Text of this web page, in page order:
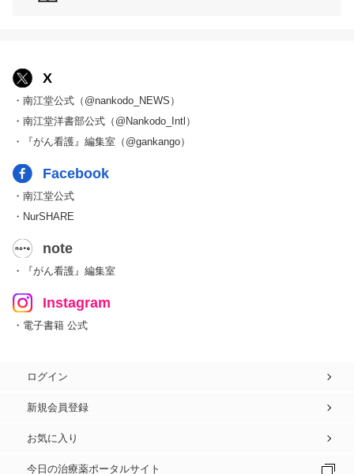
X
・南江堂公式（@nankodo_NEWS）
・南江堂洋書部公式（@Nankodo_Intl）
・『がん看護』編集室（@gankango）
Facebook
・南江堂公式
・NurSHARE
note
・『がん看護』編集室
Instagram
・電子書籍 公式
ログイン
新規会員登録
お気に入り
今日の治療薬ポータルサイト